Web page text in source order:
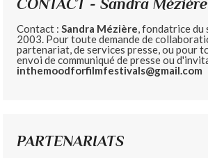
CONTACT - Sandra Mézière
Contact : Sandra Mézière, fondatrice du
2003. Pour toute demande de
partenariat, de services presse, ou pour
envoi de communiqué de presse ou
inthemoodforfilmfestivals@gmail.com
PARTENARIATS